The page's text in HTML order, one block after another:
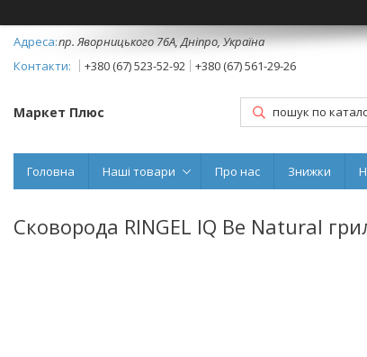
пр. Яворницького 76А, Дніпро, Україна
+380 (67) 523-52-92
+380 (67) 561-29-26
Маркет Плюс
Головна Наші товари Про нас Знижки
Сковорода RINGEL IQ Be Natural